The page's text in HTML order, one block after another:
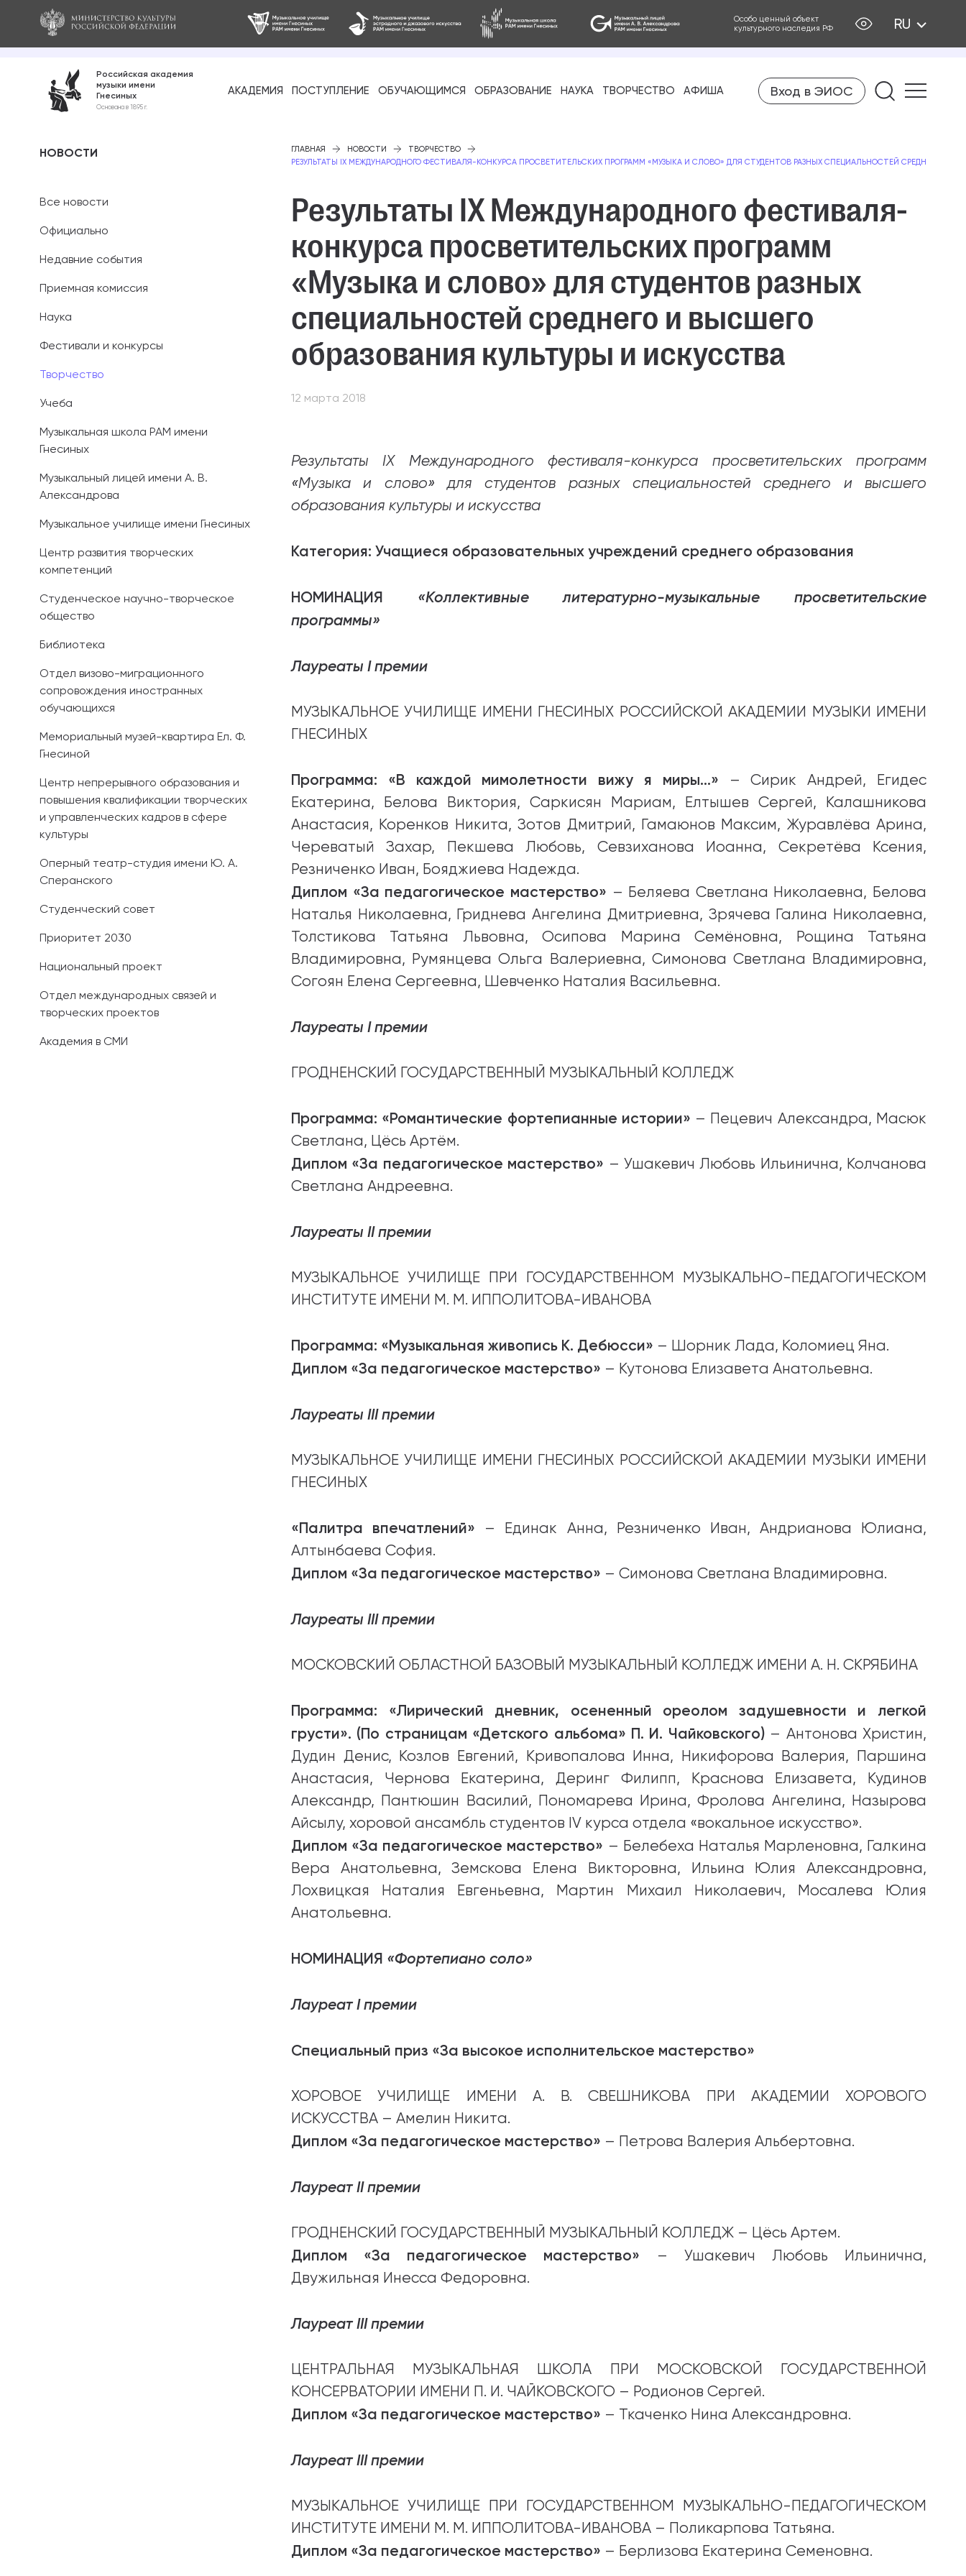
Особо ценный объект
культурного наследия РФ
RU
Российская академия
музыки имени
Гнесиных
Основана в 1895 г.
АКАДЕМИЯ ПОСТУПЛЕНИЕ ОБУЧАЮЩИМСЯ ОБРАЗОВАНИЕ НАУКА ТВОРЧЕСТВО АФИША Вход в ЭИОС
Найти на
Бакалавриат
Магистратура
Ассистентура-стажировка
Аспирантура
Дополнительное образование
Иностранным абитуриентам
предыдущего года
Вопрос-ответ
Контакты приемной комиссии
НОВОСТИ
Все новости
Официально
Недавние события
Приемная комиссия
Наука
Фестивали и конкурсы
Творчество
Учеба
Музыкальная школа РАМ имени
Гнесиных
Музыкальный лицей имени А. В.
Александрова
Музыкальное училище имени Гнесиных
Центр развития творческих
компетенций
Студенческое научно-творческое
общество
Библиотека
Отдел визово-миграционного
сопровождения иностранных
обучающихся
Мемориальный музей-квартира Ел. Ф.
Гнесиной
Центр непрерывного образования и
повышения квалификации творческих
и управленческих кадров в сфере
культуры
Оперный театр-студия имени Ю. А.
Сперанского
Студенческий совет
Приоритет 2030
Национальный проект
Отдел международных связей и
творческих проектов
Академия в СМИ
ГЛАВНАЯ НОВОСТИ
ТВОРЧЕСТВО
РЕЗУЛЬТАТЫ IX МЕЖДУНАРОДНОГО ФЕСТИВАЛЯ-КОНКУРСА ПРОСВЕТИТЕЛЬСКИХ ПРОГРАММ «МУЗЫКА И СЛОВО» ДЛЯ СТУДЕНТОВ РАЗНЫХ СПЕЦИАЛЬНОСТЕЙ СРЕДНЕГО И
Результаты IX Международного фестиваля-
конкурса просветительских программ
«Музыка и слово» для студентов разных
специальностей среднего и высшего
образования культуры и искусства
12 марта 2018
Результаты IX Международного фестиваля-конкурса просветительских программ
«Музыка и слово» для студентов разных специальностей среднего и высшего
образования культуры и искусства
Категория: Учащиеся образовательных учреждений среднего образования
НОМИНАЦИЯ «Коллективные литературно-музыкальные просветительские
программы»
Лауреаты I премии
МУЗЫКАЛЬНОЕ УЧИЛИЩЕ ИМЕНИ ГНЕСИНЫХ РОССИЙСКОЙ АКАДЕМИИ МУЗЫКИ ИМЕНИ
ГНЕСИНЫХ
Программа: «В каждой мимолетности вижу я миры…» – Сирик Андрей, Егидес
Екатерина, Белова Виктория, Саркисян Мариам, Елтышев Сергей, Калашникова
Анастасия, Коренков Никита, Зотов Дмитрий, Гамаюнов Максим, Журавлёва Арина,
Череватый Захар, Пекшева Любовь, Севзиханова Иоанна, Секретёва Ксения,
Резниченко Иван, Бояджиева Надежда.
Диплом «За педагогическое мастерство» – Беляева Светлана Николаевна, Белова
Наталья Николаевна, Гриднева Ангелина Дмитриевна, Зрячева Галина Николаевна,
Толстикова Татьяна Львовна, Осипова Марина Семёновна, Рощина Татьяна
Владимировна, Румянцева Ольга Валериевна, Симонова Светлана Владимировна,
Согоян Елена Сергеевна, Шевченко Наталия Васильевна.
Лауреаты I премии
ГРОДНЕНСКИЙ ГОСУДАРСТВЕННЫЙ МУЗЫКАЛЬНЫЙ КОЛЛЕДЖ
Программа: «Романтические фортепианные истории» – Пецевич Александра, Масюк
Светлана, Цёсь Артём.
Диплом «За педагогическое мастерство» – Ушакевич Любовь Ильинична, Колчанова
Светлана Андреевна.
Лауреаты II премии
МУЗЫКАЛЬНОЕ УЧИЛИЩЕ ПРИ ГОСУДАРСТВЕННОМ МУЗЫКАЛЬНО-ПЕДАГОГИЧЕСКОМ
ИНСТИТУТЕ ИМЕНИ М. М. ИППОЛИТОВА-ИВАНОВА
Программа: «Музыкальная живопись К. Дебюсси» – Шорник Лада, Коломиец Яна.
Диплом «За педагогическое мастерство» – Кутонова Елизавета Анатольевна.
Лауреаты III премии
МУЗЫКАЛЬНОЕ УЧИЛИЩЕ ИМЕНИ ГНЕСИНЫХ РОССИЙСКОЙ АКАДЕМИИ МУЗЫКИ ИМЕНИ
ГНЕСИНЫХ
«Палитра впечатлений» – Единак Анна, Резниченко Иван, Андрианова Юлиана,
Алтынбаева София.
Диплом «За педагогическое мастерство» – Симонова Светлана Владимировна.
Лауреаты III премии
МОСКОВСКИЙ ОБЛАСТНОЙ БАЗОВЫЙ МУЗЫКАЛЬНЫЙ КОЛЛЕДЖ ИМЕНИ А. Н. СКРЯБИНА
Программа: «Лирический дневник, осененный ореолом задушевности и легкой
грусти». (По страницам «Детского альбома» П. И. Чайковского)– Антонова Христин,
Дудин Денис, Козлов Евгений, Кривопалова Инна, Никифорова Валерия, Паршина
Анастасия, Чернова Екатерина, Деринг Филипп, Краснова Елизавета, Кудинов
Александр, Пантюшин Василий, Пономарева Ирина, Фролова Ангелина, Назырова
Айсылу, хоровой ансамбль студентов IV курса отдела «вокальное искусство».
Диплом «За педагогическое мастерство» – Белебеха Наталья Марленовна, Галкина
Вера Анатольевна, Земскова Елена Викторовна, Ильина Юлия Александровна,
Лохвицкая Наталия Евгеньевна, Мартин Михаил Николаевич, Мосалева Юлия
Анатольевна.
НОМИНАЦИЯ «Фортепиано соло»
Лауреат I премии
Специальный приз «За высокое исполнительское мастерство»
ХОРОВОЕ УЧИЛИЩЕ ИМЕНИ А. В. СВЕШНИКОВА ПРИ АКАДЕМИИ ХОРОВОГО
ИСКУССТВА – Амелин Никита.
Диплом «За педагогическое мастерство» – Петрова Валерия Альбертовна.
Лауреат II премии
ГРОДНЕНСКИЙ ГОСУДАРСТВЕННЫЙ МУЗЫКАЛЬНЫЙ КОЛЛЕДЖ – Цёсь Артем.
Диплом «За педагогическое мастерство» – Ушакевич Любовь Ильинична,
Двужильная Инесса Федоровна.
Лауреат III премии
ЦЕНТРАЛЬНАЯ МУЗЫКАЛЬНАЯ ШКОЛА ПРИ МОСКОВСКОЙ ГОСУДАРСТВЕННОЙ
КОНСЕРВАТОРИИ ИМЕНИ П. И. ЧАЙКОВСКОГО – Родионов Сергей.
Диплом «За педагогическое мастерство» – Ткаченко Нина Александровна.
Лауреат III премии
МУЗЫКАЛЬНОЕ УЧИЛИЩЕ ПРИ ГОСУДАРСТВЕННОМ МУЗЫКАЛЬНО-ПЕДАГОГИЧЕСКОМ
ИНСТИТУТЕ ИМЕНИ М. М. ИППОЛИТОВА-ИВАНОВА – Поликарпова Татьяна.
Диплом «За педагогическое мастерство» – Берлизова Екатерина Семеновна.